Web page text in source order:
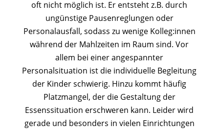
oft nicht möglich ist. Er entsteht z.B. durch
ungünstige Pausenreglungen oder
Personalausfall, sodass zu wenige Kolleg:innen
während der Mahlzeiten im Raum sind. Vor
allem bei einer angespannter
Personalsituation ist die individuelle Begleitung
der Kinder schwierig. Hinzu kommt häufig
Platzmangel, der die Gestaltung der
Essenssituation erschweren kann. Leider wird
gerade und besonders in vielen Einrichtungen